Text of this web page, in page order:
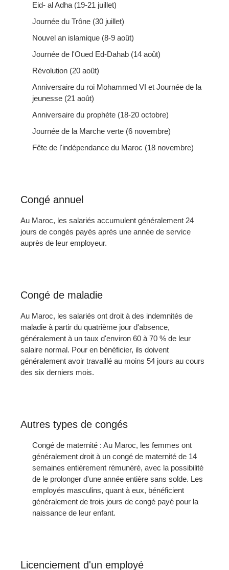
Eid- al Adha (19-21 juillet)
Journée du Trône (30 juillet)
Nouvel an islamique (8-9 août)
Journée de l'Oued Ed-Dahab (14 août)
Révolution (20 août)
Anniversaire du roi Mohammed VI et Journée de la
jeunesse (21 août)
Anniversaire du prophète (18-20 octobre)
Journée de la Marche verte (6 novembre)
Fête de l'indépendance du Maroc (18 novembre)
Congé annuel
Au Maroc, les salariés accumulent généralement 24
jours de congés payés après une année de service
auprès de leur employeur.
Congé de maladie
Au Maroc, les salariés ont droit à des indemnités de
maladie à partir du quatrième jour d'absence,
généralement à un taux d'environ 60 à 70 % de leur
salaire normal. Pour en bénéficier, ils doivent
généralement avoir travaillé au moins 54 jours au cours
des six derniers mois.
Autres types de congés
Congé de maternité : Au Maroc, les femmes ont
généralement droit à un congé de maternité de 14
semaines entièrement rémunéré, avec la possibilité
de le prolonger d'une année entière sans solde. Les
employés masculins, quant à eux, bénéficient
généralement de trois jours de congé payé pour la
naissance de leur enfant.
Licenciement d'un employé